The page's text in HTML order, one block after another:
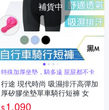
補貨中
特殊加厚坐墊，騎多遠 屁屁都不卡
行途 現代時尚 吸濕排汗高彈加
厚矽膠坐墊單車騎行短褲 女
1,090